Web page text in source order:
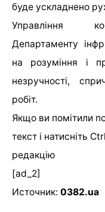
буде ускладнено
Управління
Департаменту
на розуміння і
незручності,
робіт.
Якщо ви помітили
текст і натисніть
редакцію
[ad_2]
Источник: 0382.ua